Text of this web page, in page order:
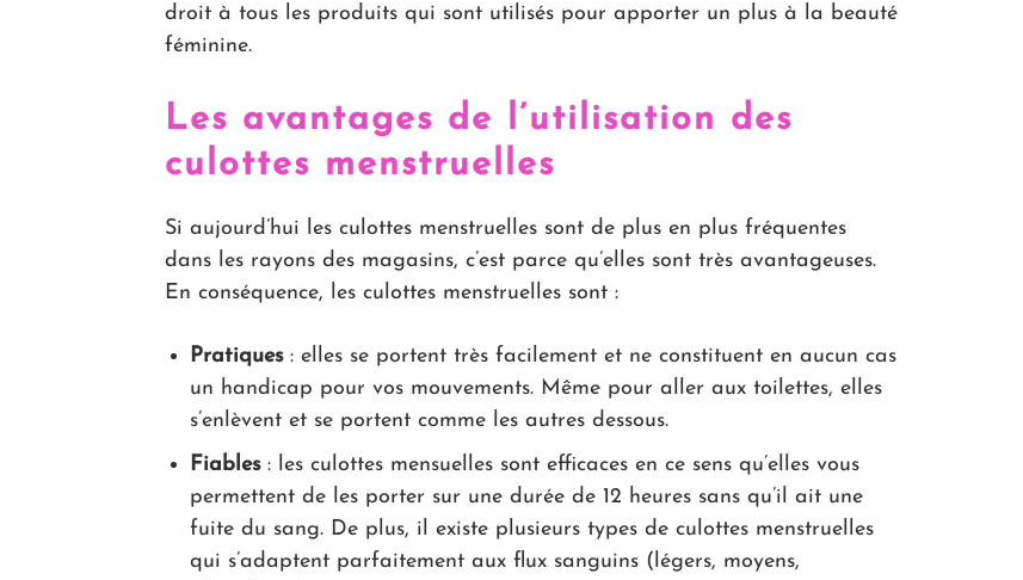
droit à tous les produits qui sont utilisés pour apporter un plus à la beauté
féminine.
Les avantages de l’utilisation des
culottes menstruelles
Si aujourd’hui les culottes menstruelles sont de plus en plus fréquentes
dans les rayons des magasins, c’est parce qu’elles sont très avantageuses.
En conséquence, les culottes menstruelles sont :
Pratiques: elles se portent très facilement et ne constituent en aucun cas
un handicap pour vos mouvements. Même pour aller aux toilettes, elles
s’enlèvent et se portent comme les autres dessous.
Fiables : les culottes mensuelles sont efficaces en ce sens qu’elles vous
permettent de les porter sur une durée de 12 heures sans qu’il ait une
fuite du sang. De plus, il existe plusieurs types de culottes menstruelles
qui s’adaptent parfaitement aux flux sanguins (légers, moyens,